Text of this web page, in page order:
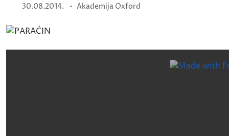
30.08.2014. • Akademija Oxford